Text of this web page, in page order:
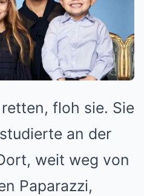
floh sie. Sie
an der
weit weg von
Paparazzi,